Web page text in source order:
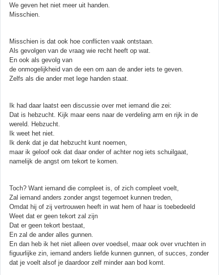
We geven het niet meer uit handen.
Misschien.
Misschien is dat ook hoe conflicten vaak ontstaan.
Als gevolgen van de vraag wie recht heeft op wat.
En ook als gevolg van
de onmogelijkheid van de een om aan de ander iets te geven.
Zelfs als die ander met lege handen staat.
Ik had daar laatst een discussie over met iemand die zei:
Dat is hebzucht. Kijk maar eens naar de verdeling arm en rijk in de
wereld. Hebzucht.
Ik weet het niet.
Ik denk dat je dat hebzucht kunt noemen,
maar ik geloof ook dat daar onder of achter nog iets schuilgaat,
namelijk de angst om tekort te komen.
Toch? Want iemand die compleet is, of zich compleet voelt,
Zal iemand anders zonder angst tegemoet kunnen treden,
Omdat hij of zij vertrouwen heeft in wat hem of haar is toebedeeld
Weet dat er geen tekort zal zijn
Dat er geen tekort bestaat,
En zal de ander alles gunnen.
En dan heb ik het niet alleen over voedsel, maar ook over vruchten in
figuurlijke zin, iemand anders liefde kunnen gunnen, of succes, zonder
dat je voelt alsof je daardoor zelf minder aan bod komt.